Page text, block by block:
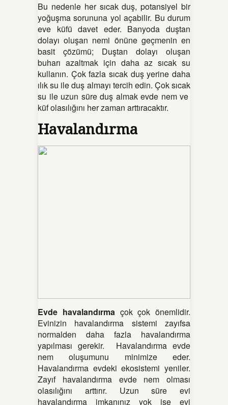
Bu nedenle her sıcak duş, potansiyel bir
yoğuşma sorununa yol açabilir. Bu durum
eve küfü davet eder. Banyoda duştan
dolayı oluşan nemi önüne geçmenin en
basit çözümü; Duştan dolayı oluşan
buharı azaltmak için daha az sıcak su
kullanın. Çok fazla sıcak duş yerine daha
ılık su ile duş almayı tercih edin. Çok sıcak
su ile uzun süre duş almak evde nem ve
küf olasılığını her zaman arttıracaktır.
Havalandırma
Evde havalandırmaçok çok önemlidir.
Evinizin havalandırma sistemi zayıfsa
normalden daha fazla havalandırma
yapılması gerekir. Havalandırma evde
nem oluşumunu minimize eder.
Havalandırma evdeki ekosistemi yeniler.
Zayıf havalandırma evde nem olması
olasılığını arttırır. Uzun süre evi
havalandırma imkanınız yok ise evi